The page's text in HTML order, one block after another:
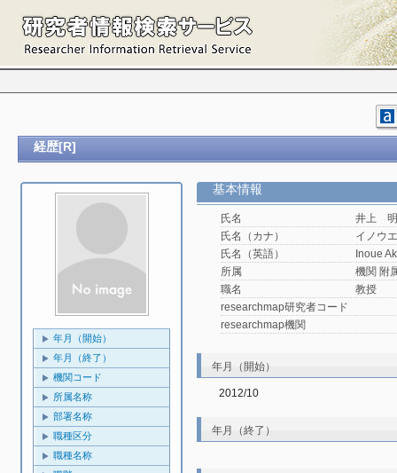
経歴[R]
年月（開始）
年月（終了）
機関コード
所属名称
部署名称
職種区分
職種名称
基本情報
氏名
井上
氏名（カナ）
イノウ
氏名（英語）
Inoue
所属
機関 附
職名
教授
researchmap研究者コード
researchmap機関
年月（開始）
2012/10
年月（終了）